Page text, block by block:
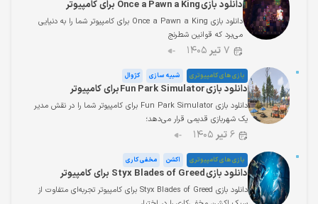
دانلود بازی Once a Pawn a King برای کامپیوتر
دانلود بازی Once a Pawn a King برای کامپیوتر شما را به دنیایی
می‌برد که قوانین شطرنج
۷ تیر ۱۴۰۵
بازی های کامپیوتری شبیه سازی کژوال
دانلود بازی Fun Park Simulator برای کامپیوتر
دانلود بازی Fun Park Simulator برای کامپیوتر شما را در نقش مدیر
یک شهربازی قدیمی قرار می‌دهد؛
۶تیر ۱۴۰۵
بازی های کامپیوتری اکشن مخفی کاری
دانلود بازی Styx Blades of Greed برای کامپیوتر
دانلود بازی Styx Blades of Greed برای کامپیوتر تجربه‌ای متفاوت از